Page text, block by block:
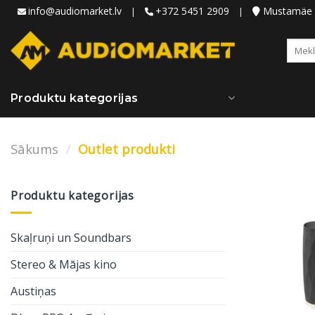
Skip
content
info@audiomarket.lv | +372 5451 2909 | Mustamäe
Produktu kategorijas
Sākums / Outlet produkti
Produktu kategorijas
Skaļruņi un Soundbars
Stereo & Mājas kino
Austiņas